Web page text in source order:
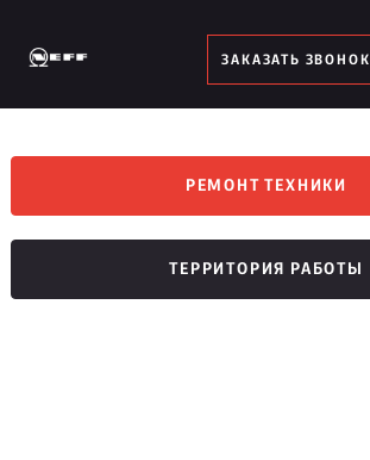
ЗАКАЗАТЬ ЗВОНОК
РЕМОНТ ТЕХНИКИ
ТЕРРИТОРИЯ РАБОТЫ